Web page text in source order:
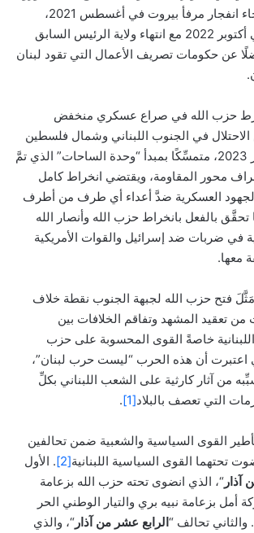
في عام 2020، ثم جاء انفجار مرفأ بيروت في أغسطس 2021،
والفراغ الرئاسي في أكتوبر 2022 مع انتهاء ولاية الرئيس السابق
عن حكومات تصريف الأعمال التي تقود لبنان
حزب الله في صراع عسكري منخفض
في الجنوب اللبناني وشمال فلسطين
المحتلة منذ 8 أكتوبر 2023، متمسِّكًا بمبدأ “وحدة الساحات” الذي تمَّ
محور المقاومة، ويقتضي انخراط كامل
العسكرية ضدَّ أعداء أي طرف من أطرف
بالفعل بانخراط حزب الله وأنصار الله
في ضربات ضد إسرائيل والقوات الأمريكية
معها.
مَثَّلَ فتح حزب الله لجبهة الجنوب نقطة خلاف
تعقيد المشهد وتفاقم الخلافات بين
خاصةً القوى المحسوبة على حزب
اعتبرت أن هذه الحرب “ليست حرب لبنان”،
من آثار كارثية على الشعب اللبناني بكلِّ
التي تعصف بالبلاد[1]
.
2005، تمَّ تأطير القوى السياسية والشعبية ضمن تحالفين
تحتهما القوى السياسية اللبنانية[2]
. الأول
آذار “، الذي انضوى تحته حزب الله بزعامة
أمل بزعامة نبيه بري والتيار الوطني الحر
تحالف “الرابع عشر من آذار “، والذي